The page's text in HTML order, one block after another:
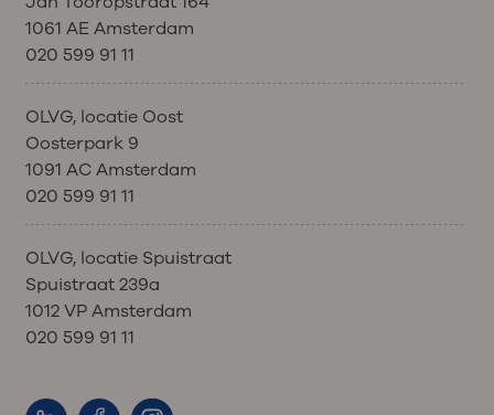
1061 AE Amsterdam
020 599 91 11
OLVG, locatie Oost
Oosterpark 9
1091 AC Amsterdam
020 599 91 11
OLVG, locatie Spuistraat
Spuistraat 239a
1012 VP Amsterdam
020 599 91 11